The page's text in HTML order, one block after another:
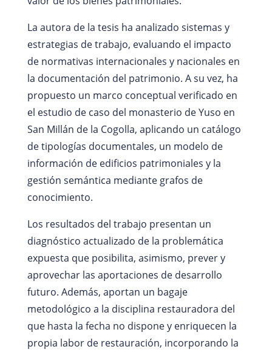
La autora de la tesis ha analizado sistemas y
estrategias de trabajo, evaluando el impacto
de normativas internacionales y nacionales en
la documentación del patrimonio. A su vez, ha
propuesto un marco conceptual verificado en
el estudio de caso del monasterio de Yuso en
San Millán de la Cogolla, aplicando un catálogo
de tipologías documentales, un modelo de
información de edificios patrimoniales y la
gestión semántica mediante grafos de
conocimiento.
Los resultados del trabajo presentan un
diagnóstico actualizado de la problemática
expuesta que posibilita, asimismo, prever y
aprovechar las aportaciones de desarrollo
futuro. Además, aportan un bagaje
metodológico a la disciplina restauradora del
que hasta la fecha no dispone y enriquecen la
propia labor de restauración, incorporando la